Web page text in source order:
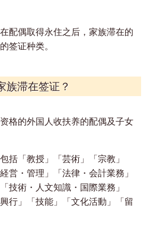
配偶取得永住之后，家族滞在的
签证种类。
族滞在签证？
格的外国人收扶养的配偶及子女
括「教授」「芸術」「宗教」
営・管理」「法律・会計業務」
技術・人文知識・国際業務」
行」「技能」「文化活動」「留